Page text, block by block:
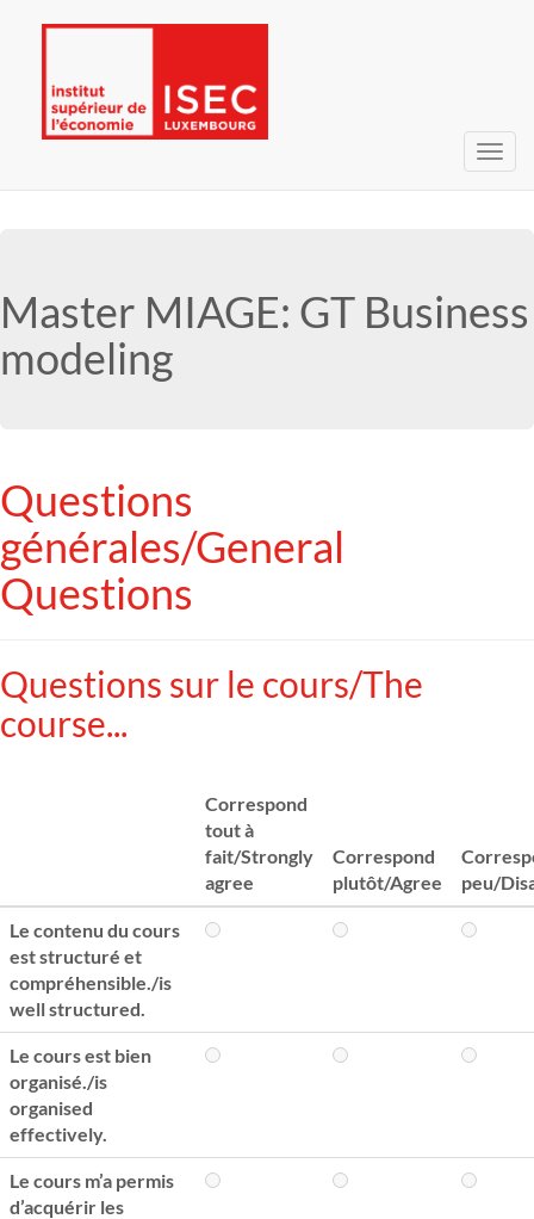
Master MIAGE: GT Business
modeling
Questions
générales/General
Questions
Questions sur le cours/The
course...
Correspond
tout à
fait/Strongly
agree
Correspond
plutôt/Agree
peu/
Le contenu du cours
est structuré et
compréhensible./is
well structured.
Le cours est bien
organisé./is
organised
effectively.
Le cours m’a permis
d’acquérir les